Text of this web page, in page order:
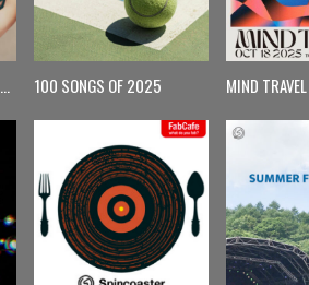
【月曜更新】Monday Spin 100 SONGS OF 2025 MIND TRAVEL